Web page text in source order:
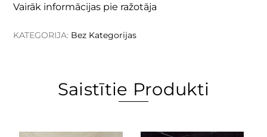
Vairāk informācijas pie ražotāja
KATEGORIJA: Bez Kategorijas
Saistītie Produkti